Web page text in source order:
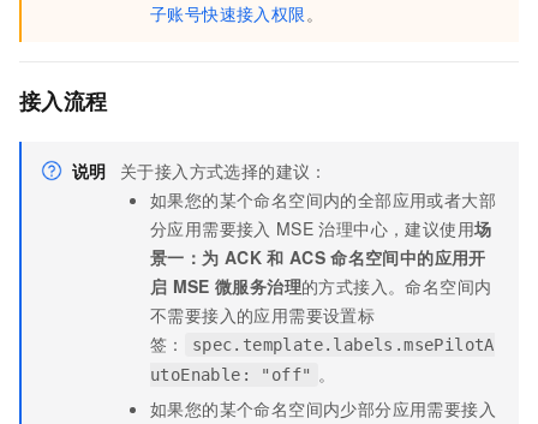
子账号快速接入权限。
接入流程
说明
关于接入方式选择的建议：
如果您的某个命名空间内的全部应用或者大部
分应用需要接入 MSE 治理中心，建议使用场
景一：为 ACK 和 ACS 命名空间中的应用开
启 MSE 微服务治理的方式接入。命名空间内
不需要接入的应用需要设置标
签：
spec.template.labels.msePilotA
utoEnable: "off" 。
如果您的某个命名空间内少部分应用需要接入